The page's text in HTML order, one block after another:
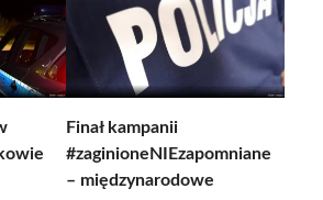
Finał kampanii
#zaginioneNIEzapomniane
– międzynarodowe